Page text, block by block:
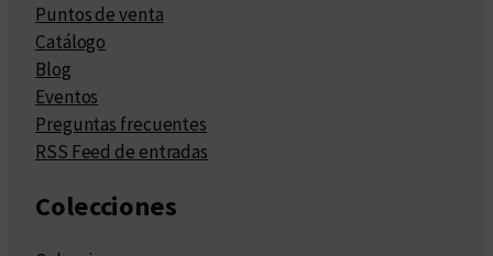
Puntos de venta
Catálogo
Blog
Eventos
Preguntas frecuentes
RSS Feed de entradas
Colecciones